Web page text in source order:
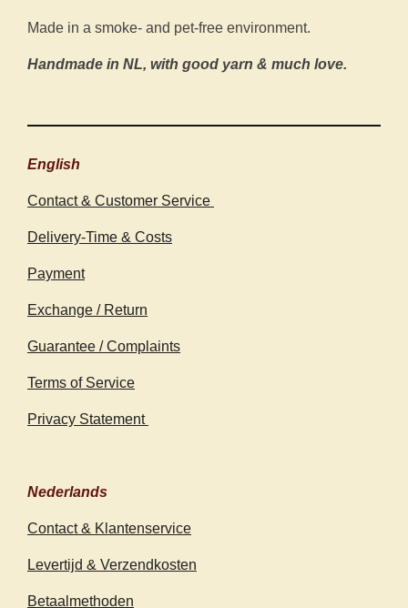
Made in a smoke- and pet-free environment.
Handmade in NL, with good yarn & much love.
English
Contact & Customer Service
Delivery-Time & Costs
Payment
Exchange / Return
Guarantee / Complaints
Terms of Service
Privacy Statement
Nederlands
Contact & Klantenservice
Levertijd & Verzendkosten
Betaalmethoden